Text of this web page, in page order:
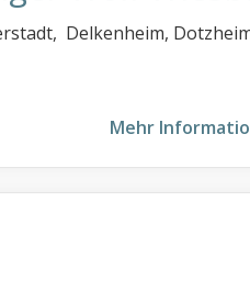
Delkenheim,
Mehr